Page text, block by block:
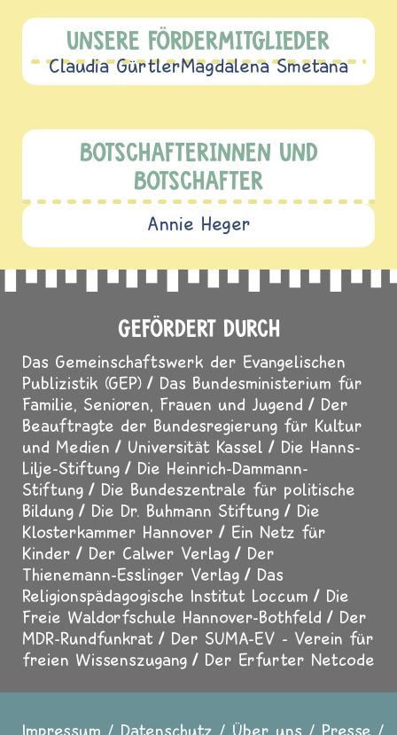
UNSERE FÖRDERMITGLIEDER
Claudia GürtlerMagdalena Smetana
BOTSCHAFTERINNEN UND
BOTSCHAFTER
Annie Heger
GEFÖRDERT DURCH
Das Gemeinschaftswerk der Evangelischen
Publizistik (GEP)
Das Bundesministerium für
Familie, Senioren, Frauen und Jugend
Der
Beauftragte der Bundesregierung für Kultur
und Medien
Universität Kassel
Die Hanns-
Lilje-Stiftung
Die Heinrich-Dammann-
Stiftung
Die Bundeszentrale für politische
Bildung
Die Dr. Buhmann Stiftung
Die
Klosterkammer Hannover
Ein Netz für
Kinder
Der Calwer Verlag
Der
Thienemann-Esslinger Verlag
Das
Religionspädagogische Institut Loccum
Die
Freie Waldorfschule Hannover-Bothfeld
Der
MDR-Rundfunkrat
Der SUMA-EV - Verein für
freien Wissenszugang
Der Erfurter Netcode
Impressum Datenschutz Über uns Presse